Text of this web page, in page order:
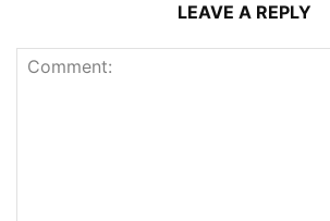
LEAVE A REPLY